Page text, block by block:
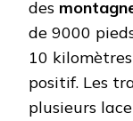
des
de 9000
10
positif. Les
plusieurs